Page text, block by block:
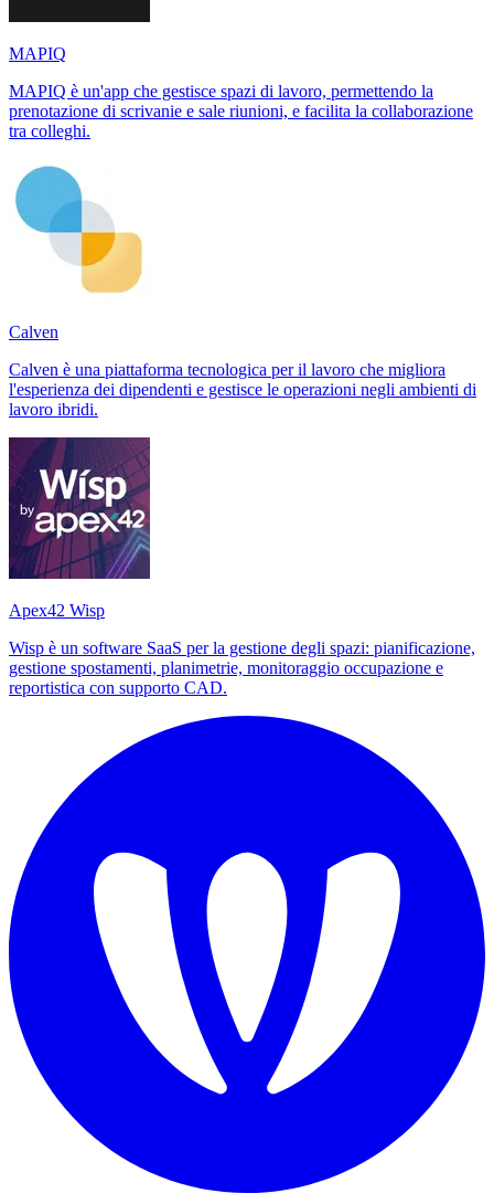
MAPIQ
MAPIQ è un'app che gestisce spazi di lavoro, permettendo la
prenotazione di scrivanie e sale riunioni, e facilita la collaborazione
tra colleghi.
Calven
Calven è una piattaforma tecnologica per il lavoro che migliora
l'esperienza dei dipendenti e gestisce le operazioni negli ambienti di
lavoro ibridi.
Apex42 Wisp
Wisp è un software SaaS per la gestione degli spazi: pianificazione,
gestione spostamenti, planimetrie, monitoraggio occupazione e
reportistica con supporto CAD.